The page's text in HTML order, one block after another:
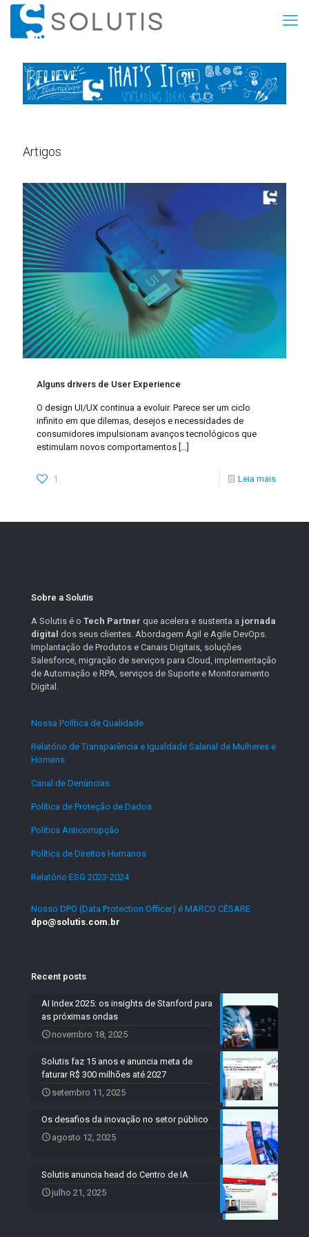
Artigos
Alguns drivers de User Experience
O design UI/UX continua a evoluir. Parece ser um ciclo
infinito em que dilemas, desejos e necessidades de
consumidores impulsionam avanços tecnológicos que
estimulam novos comportamentos […]
1 Leia mais
Sobre a Solutis
A Solutis é o Tech Partner que acelera e sustenta a jornada
digital dos seus clientes. Abordagem Ágil e Agile DevOps.
Implantação de Produtos e Canais Digitais, soluções
Salesforce, migração de serviços para Cloud, implementação
de Automação e RPA, serviços de Suporte e Monitoramento
Digital.
Nossa Política de Qualidade
Relatório de Transparência e Igualdade Salarial de Mulheres e
Homens
Canal de Denúncias
Política de Proteção de Dados
Política Anticorrupção
Política de Direitos Humanos
Relatório ESG 2023-2024.
Nosso DPO (Data Protection Officer) é MARCO CÉSARE
dpo@solutis.com.br
Recent posts
AI Index 2025: os insights de Stanford para
as próximas ondas
novembro 18, 2025
Solutis faz 15 anos e anuncia meta de
faturar R$ 300 milhões até 2027
setembro 11, 2025
Os desafios da inovação no setor público
agosto 12, 2025
Solutis anuncia head do Centro de IA
julho 21, 2025